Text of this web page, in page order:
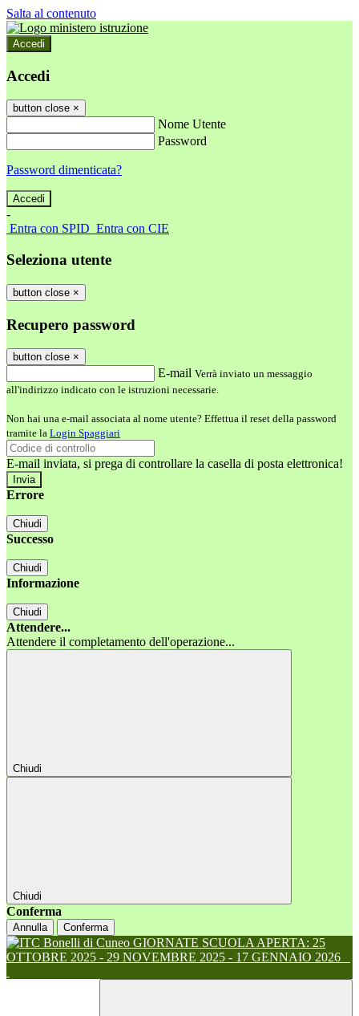
Salta al contenuto
Accedi
Accedi
button close ×
Nome Utente
Password
Password dimenticata?
-
Entra con SPID Entra con CIE
Seleziona utente
button close ×
Recupero password
button close ×
E-mail Verrà inviato un messaggio
all'indirizzo indicato con le istruzioni necessarie.
Non hai una e-mail associata al nome utente? Effettua il reset della password
tramite la Login Spaggiari
E-mail inviata, si prega di controllare la casella di posta elettronica!
Errore
Chiudi
Successo
Chiudi
Informazione
Chiudi
Attendere...
Attendere il completamento dell'operazione...
Chiudi
Chiudi
Conferma
Annulla Conferma
GIORNATE SCUOLA APERTA: 25
OTTOBRE 2025 - 29 NOVEMBRE 2025 - 17 GENNAIO 2026